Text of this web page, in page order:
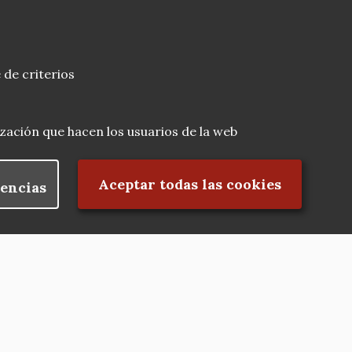
de criterios
que hacen los usuarios de la web
Aceptar todas las cookies
Rechazar el consentimiento